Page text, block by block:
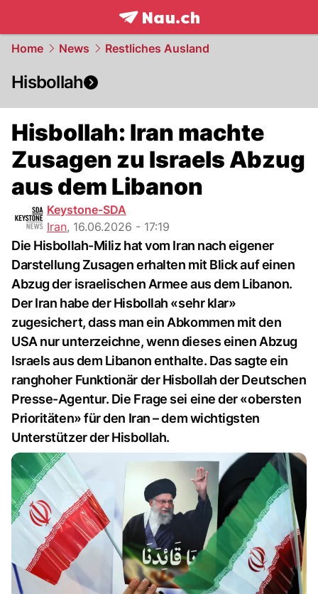
frontpage.NAU.ch
Home News Restliches Ausland
Hisbollah
Hisbollah: Iran machte
Zusagen zu Israels Abzug
aus dem Libanon
Keystone-SDA
Iran, 16.06.2026 - 17:19
Die Hisbollah-Miliz hat vom Iran nach eigener
Darstellung Zusagen erhalten mit Blick auf einen
Abzug der israelischen Armee aus dem Libanon.
Der Iran habe der Hisbollah «sehr klar»
zugesichert, dass man ein Abkommen mit den
USA nur unterzeichne, wenn dieses einen Abzug
Israels aus dem Libanon enthalte. Das sagte ein
ranghoher Funktionär der Hisbollah der Deutschen
Presse-Agentur. Die Frage sei eine der «obersten
Prioritäten» für den Iran – dem wichtigsten
Unterstützer der Hisbollah.